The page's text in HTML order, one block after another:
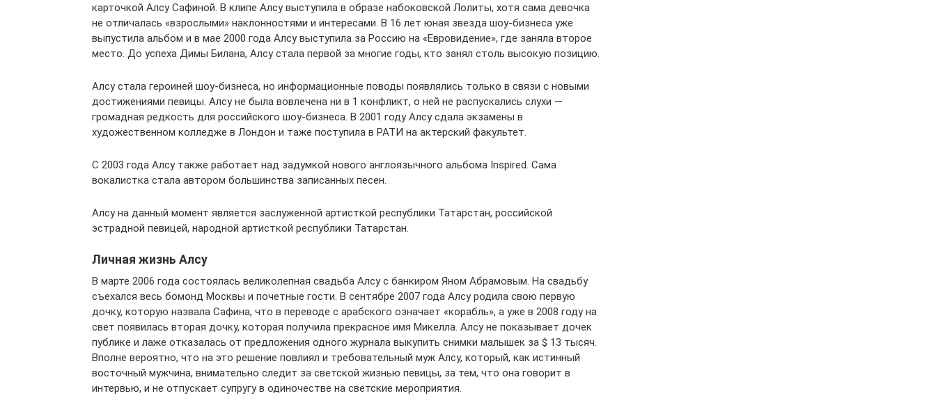
карточкой Алсу Сафиной. В клипе Алсу выступила в образе набоковской Лолиты, хотя сама девочка
не отличалась «взрослыми» наклонностями и интересами. В 16 лет юная звезда шоу-бизнеса уже
выпустила альбом и в мае 2000 года Алсу выступила за Россию на «Евровидение», где заняла второе
место. До успеха Димы Билана, Алсу стала первой за многие годы, кто занял столь высокую позицию.
Алсу стала героиней шоу-бизнеса, но информационные поводы появлялись только в связи с новыми
достижениями певицы. Алсу не была вовлечена ни в 1 конфликт, о ней не распускались слухи —
громадная редкость для российского шоу-бизнеса. В 2001 году Алсу сдала экзамены в
художественном колледже в Лондон и таже поступила в РАТИ на актерский факультет.
С 2003 года Алсу также работает над задумкой нового англоязычного альбома Inspired. Сама
вокалистка стала автором большинства записанных песен.
Алсу на данный момент является заслуженной артисткой республики Татарстан, российской
эстрадной певицей, народной артисткой республики Татарстан.
Личная жизнь Алсу
В марте 2006 года состоялась великолепная свадьба Алсу с банкиром Яном Абрамовым. На свадьбу
съехался весь бомонд Москвы и почетные гости. В сентябре 2007 года Алсу родила свою первую
дочку, которую назвала Сафина, что в переводе с арабского означает «корабль», а уже в 2008 году на
свет появилась вторая дочку, которая получила прекрасное имя Микелла. Алсу не показывает дочек
публике и лаже отказалась от предложения одного журнала выкупить снимки малышек за $ 13 тысяч.
Вполне вероятно, что на это решение повлиял и требовательный муж Алсу, который, как истинный
восточный мужчина, внимательно следит за светской жизнью певицы, за тем, что она говорит в
интервью, и не отпускает супругу в одиночестве на светские мероприятия.